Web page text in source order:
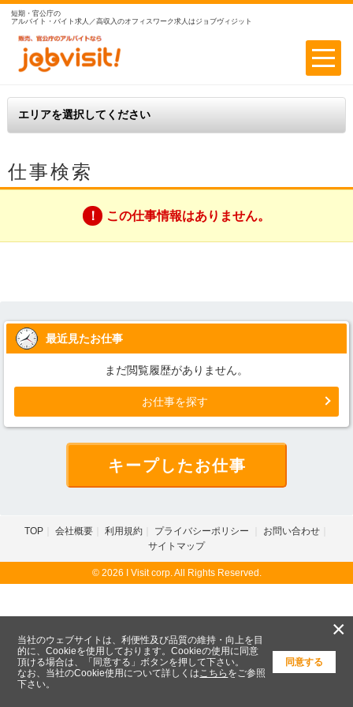
短期・官公庁の
アルバイト・バイト求人／高収入のオフィスワーク求人はジョブヴィジット
仕事検索
この仕事情報はありません。
最近見たお仕事
まだ閲覧履歴がありません。
お仕事を探す
キープしたお仕事
TOP 会社概要 利用規約 プライバシーポリシー
お問い合わせ
サイトマップ
© 2026 I Visit corp. All Rights Reserved.
×
当社のウェブサイトは、利便性及び品質の維持・向上を目
的に、Cookieを使用しております。Cookieの使用に同意
頂ける場合は、「同意する」ボタンを押して下さい。
なお、当社のCookie使用について詳しくは こちら をご参照
下さい。
同意する